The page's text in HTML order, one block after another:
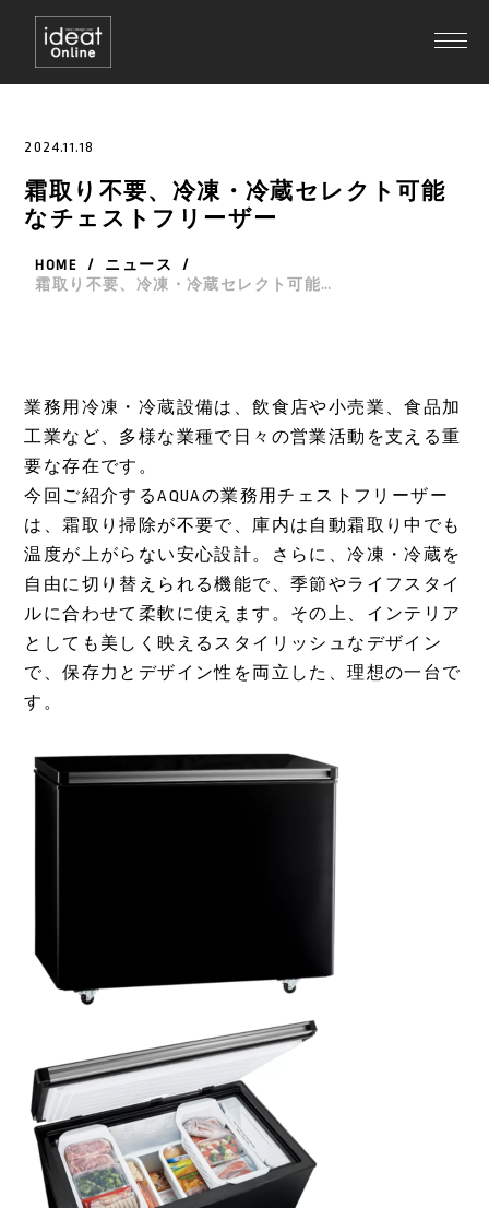
2024.11.18
霜取り不要、冷凍・冷蔵セレクト可能
なチェストフリーザー
HOME / ニュース
/
霜取り不要、冷凍・冷蔵セレクト可能なチェストフリーザー
業務用冷凍・冷蔵設備は、飲食店や小売業、食品加
工業など、多様な業種で日々の営業活動を支える重
要な存在です。
今回ご紹介するAQUAの業務用チェストフリーザー
は、霜取り掃除が不要で、庫内は自動霜取り中でも
温度が上がらない安心設計。さらに、冷凍・冷蔵を
自由に切り替えられる機能で、季節やライフスタイ
ルに合わせて柔軟に使えます。その上、インテリア
としても美しく映えるスタイリッシュなデザイン
で、保存力とデザイン性を両立した、理想の一台で
す。